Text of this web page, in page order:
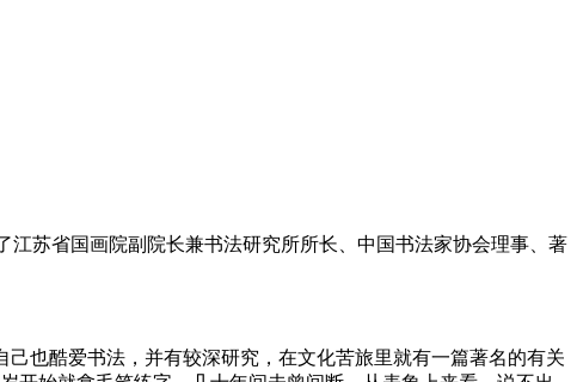
苏省国画院副院长兼书法研究所所长、中国书法家协会理事、著
也酷爱书法，并有较深研究，在文化苦旅里就有一篇著名的有关